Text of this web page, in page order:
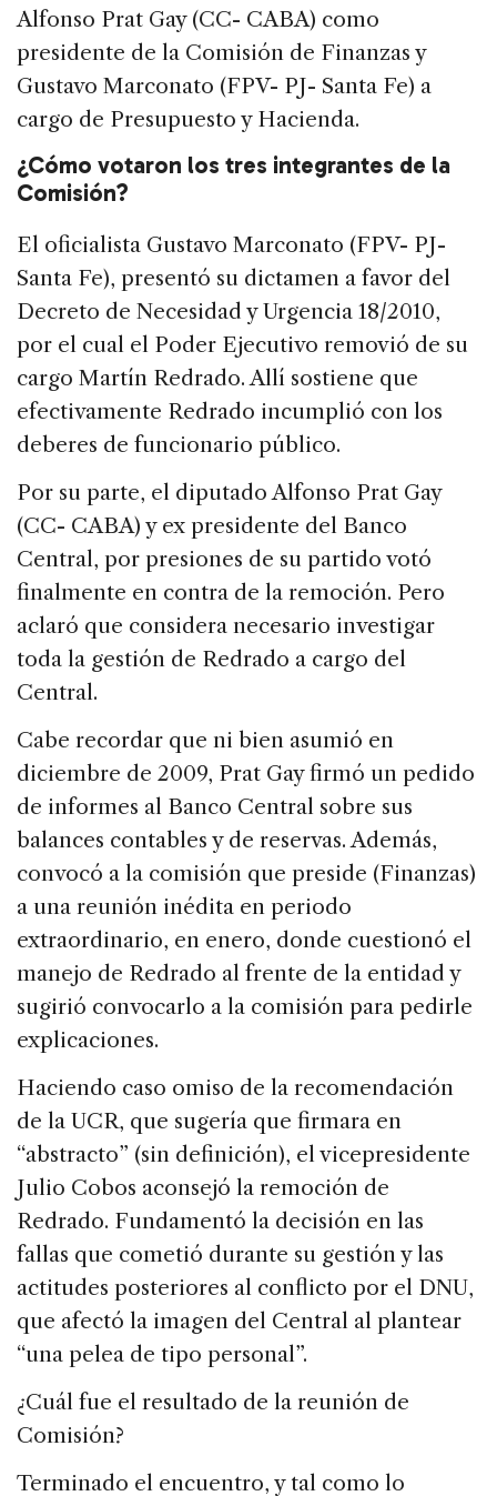
Alfonso Prat Gay (CC- CABA) como
presidente de la Comisión de Finanzas y
Gustavo Marconato (FPV- PJ- Santa Fe) a
cargo de Presupuesto y Hacienda.
¿Cómo votaron los tres integrantes de la
Comisión?
El oficialista Gustavo Marconato (FPV- PJ-
Santa Fe), presentó su dictamen a favor del
Decreto de Necesidad y Urgencia 18/2010,
por el cual el Poder Ejecutivo removió de su
cargo Martín Redrado. Allí sostiene que
efectivamente Redrado incumplió con los
deberes de funcionario público.
Por su parte, el diputado Alfonso Prat Gay
(CC- CABA) y ex presidente del Banco
Central, por presiones de su partido votó
finalmente en contra de la remoción. Pero
aclaró que considera necesario investigar
toda la gestión de Redrado a cargo del
Central.
Cabe recordar que ni bien asumió en
diciembre de 2009, Prat Gay firmó un pedido
de informes al Banco Central sobre sus
balances contables y de reservas. Además,
convocó a la comisión que preside (Finanzas)
a una reunión inédita en periodo
extraordinario, en enero, donde cuestionó el
manejo de Redrado al frente de la entidad y
sugirió convocarlo a la comisión para pedirle
explicaciones.
Haciendo caso omiso de la recomendación
de la UCR, que sugería que firmara en
“abstracto” (sin definición), el vicepresidente
Julio Cobos aconsejó la remoción de
Redrado. Fundamentó la decisión en las
fallas que cometió durante su gestión y las
actitudes posteriores al conflicto por el DNU,
que afectó la imagen del Central al plantear
“una pelea de tipo personal”.
¿Cuál fue el resultado de la reunión de
Comisión?
Terminado el encuentro, y tal como lo